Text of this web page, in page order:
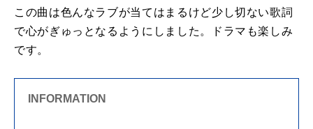
この曲は色んなラブが当てはまるけど少し切ない歌詞
で心がぎゅっとなるようにしました。ドラマも楽しみ
です。
INFORMATION